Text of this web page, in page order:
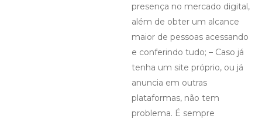
presença no mercado digital,
além de obter um alcance
maior de pessoas acessando
e conferindo tudo; – Caso já
tenha um site próprio, ou já
anuncia em outras
plataformas, não tem
problema. É sempre